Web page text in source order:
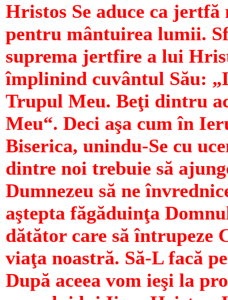
Hristos Se aduce ca
pentru mântuirea lumii.
suprema jertfire a lui
împlinind cuvântul Său:
Trupul Meu. Beţi dintru
Meu“. Deci aşa cum în
Biserica, unindu-Se cu
dintre noi trebuie să
Dumnezeu să ne
aştepta făgăduinţa
dătător care să întrupeze
viaţa noastră. Să-L facă
După aceea vom ieşi la